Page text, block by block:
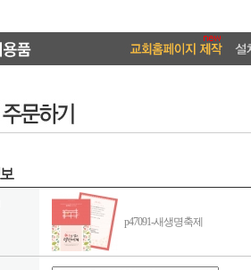
p47091-새생명축제